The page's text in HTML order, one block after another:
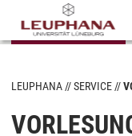
LEUPHANA SERVICE